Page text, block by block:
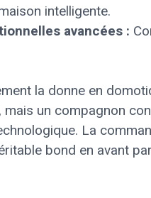
intelligente.
avancées :
la donne en
un compagnon
La
bond en avant